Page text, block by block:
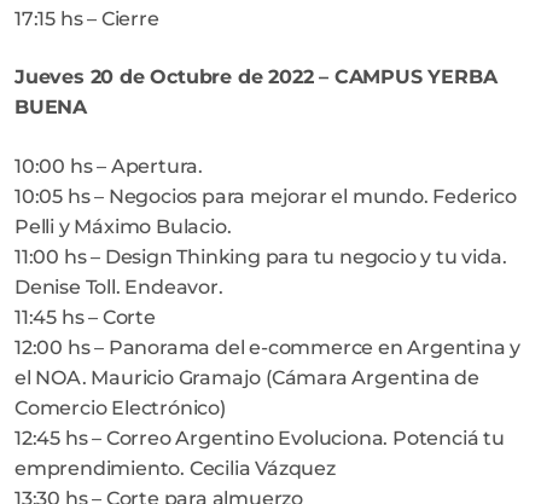
17:15 hs – Cierre
Jueves 20 de Octubre de 2022 – CAMPUS YERBA
BUENA
10:00 hs – Apertura.
10:05 hs – Negocios para mejorar el mundo. Federico
Pelli y Máximo Bulacio.
11:00 hs – Design Thinking para tu negocio y tu vida.
Denise Toll. Endeavor.
11:45 hs – Corte
12:00 hs – Panorama del e-commerce en Argentina y
el NOA. Mauricio Gramajo (Cámara Argentina de
Comercio Electrónico)
12:45 hs – Correo Argentino Evoluciona. Potenciá tu
emprendimiento. Cecilia Vázquez
13:30 hs – Corte para almuerzo